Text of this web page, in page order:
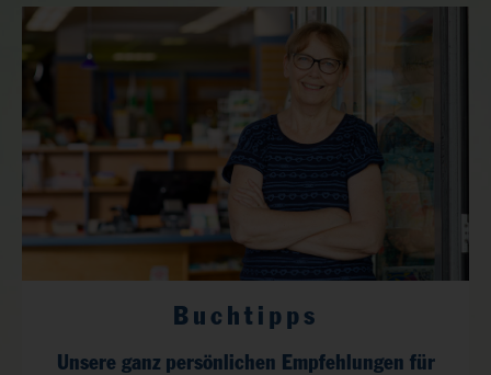
Buchtipps
Unsere ganz persönlichen Empfehlungen für